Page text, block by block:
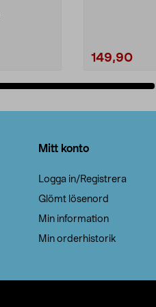
149,90
Mitt konto
Logga in/Registrera
Glömt lösenord
Min information
Min orderhistorik